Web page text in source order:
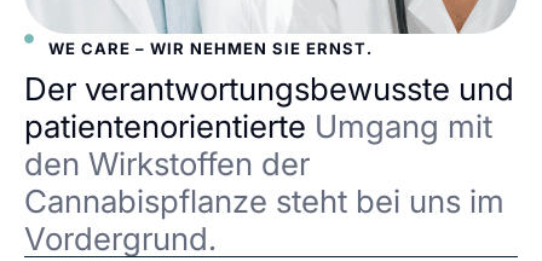
WE CARE – WIR NEHMEN SIE ERNST.
Der verantwortungsbewusste und
patientenorientierte Umgang mit
den Wirkstoffen der
Cannabispflanze steht bei uns im
Vordergrund.